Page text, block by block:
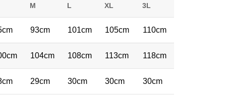
M L XL 3L
93cm 101cm 105cm 110cm
104cm 108cm 113cm 118cm
29cm 30cm 30cm 30cm